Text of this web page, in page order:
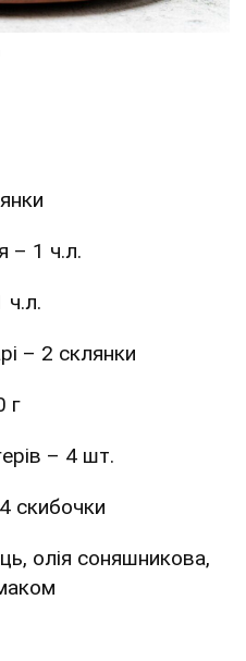
– 1 ч.л.
ч.л.
– 2 склянки
г
– 4 шт.
скибочки
олія соняшникова,